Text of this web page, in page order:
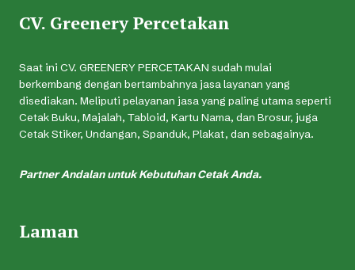
CV. Greenery Percetakan
Saat ini CV. GREENERY PERCETAKAN sudah mulai
berkembang dengan bertambahnya jasa layanan yang
disediakan. Meliputi pelayanan jasa yang paling utama seperti
Cetak Buku, Majalah, Tabloid, Kartu Nama, dan Brosur, juga
Cetak Stiker, Undangan, Spanduk, Plakat, dan sebagainya.
Partner Andalan untuk Kebutuhan Cetak Anda.
Laman